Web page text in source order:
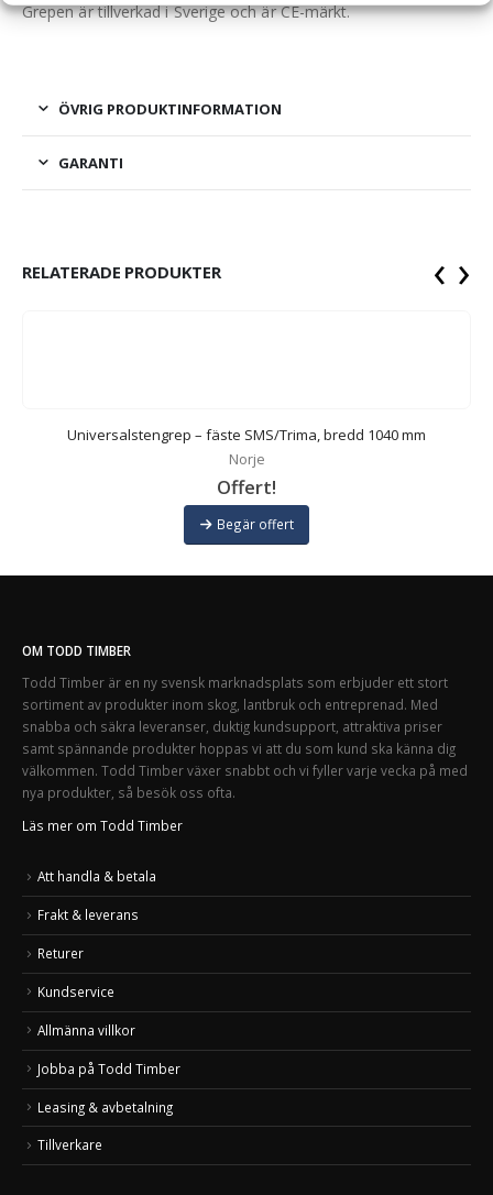
Grepen är tillverkad i Sverige och är CE-märkt.
ÖVRIG PRODUKTINFORMATION
GARANTI
RELATERADE PRODUKTER
Universalstengrep – fäste SMS/Trima, bredd 1040 mm
Norje
Offert!
Begär offert
‹ ›
OM TODD TIMBER
Todd Timber är en ny svensk marknadsplats som erbjuder ett stort
sortiment av produkter inom skog, lantbruk och entreprenad. Med
snabba och säkra leveranser, duktig kundsupport, attraktiva priser
samt spännande produkter hoppas vi att du som kund ska känna dig
välkommen. Todd Timber växer snabbt och vi fyller varje vecka på med
nya produkter, så besök oss ofta.
Läs mer om Todd Timber
Att handla & betala
Frakt & leverans
Returer
Kundservice
Allmänna villkor
Jobba på Todd Timber
Leasing & avbetalning
Tillverkare